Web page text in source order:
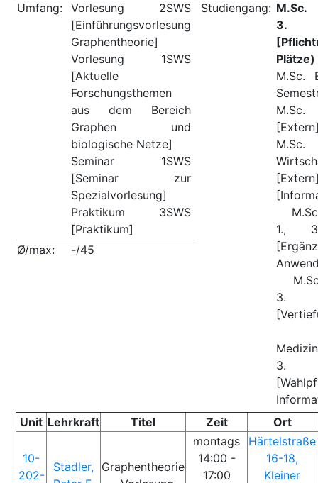
Umfang:
Vorlesung 2SWS
[Einführungsvorlesung
Graphentheorie]
Vorlesung 1SWS
[Aktuelle
Forschungsthemen
aus dem Bereich
Graphen und
biologische Netze]
Seminar 1SWS
[Seminar zur
Spezialvorlesung]
Praktikum 3SWS
[Praktikum]
Ø/max:
-/45
Studiengang: M.Sc.
3.
Plätze)
M.Sc.
M.Sc.
1.,
3.
3.
Unit Lehrkraft Titel Zeit Ort
10-
202-
Stadler, Graphentheorie
montags
14:00 -
17:00
Härtelstraße
16-18,
Kleiner